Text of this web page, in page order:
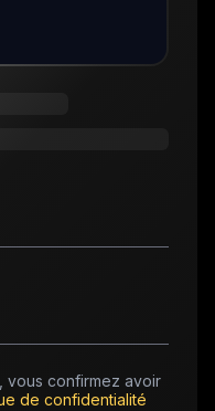
vous confirmez avoir
de confidentialité